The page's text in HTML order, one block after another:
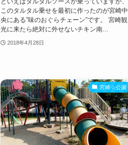
このタルタル乗せを最初に作ったのが宮崎中
央にある”味のおぐらチェーン”です。 宮崎観
光に来たら絶対に外せないチキン南...
2018年4月28日
宮崎☆公園